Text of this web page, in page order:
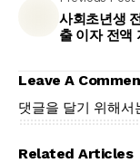
사회초년생
출 이자 전액
Leave A
댓글을 달기 위해서
Related Articles